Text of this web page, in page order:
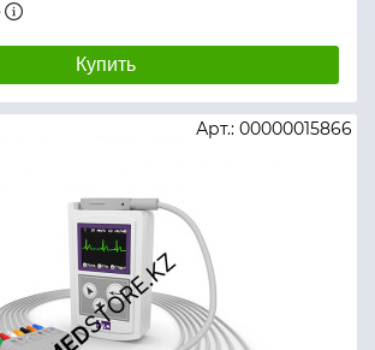
Купить
Арт.: 00000015866